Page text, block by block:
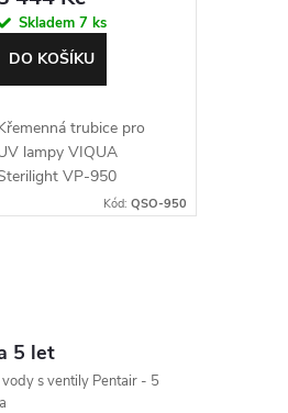
Skladem7 ks
DO KOŠÍKU
trubice pro
lampy VIQUA
VP-950
Kód: QSO-950
5 let
s ventily Pentair - 5